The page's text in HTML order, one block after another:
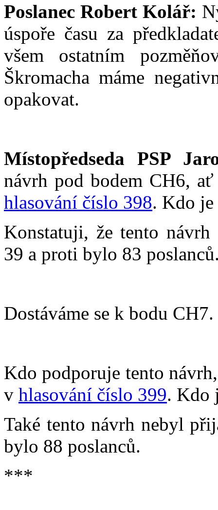
Poslanec Robert Kolář:
úspoře času za
všem ostatním
Škromacha máme
opakovat.
Místopředseda PSP
návrh pod bodem CH6,
hlasování číslo 398. Kdo
Konstatuji, že tento
39 a proti bylo 83
Dostáváme se k bodu
Kdo podporuje tento
v hlasování číslo 399. Kdo
Také tento návrh nebyl
bylo 88 poslanců.
***